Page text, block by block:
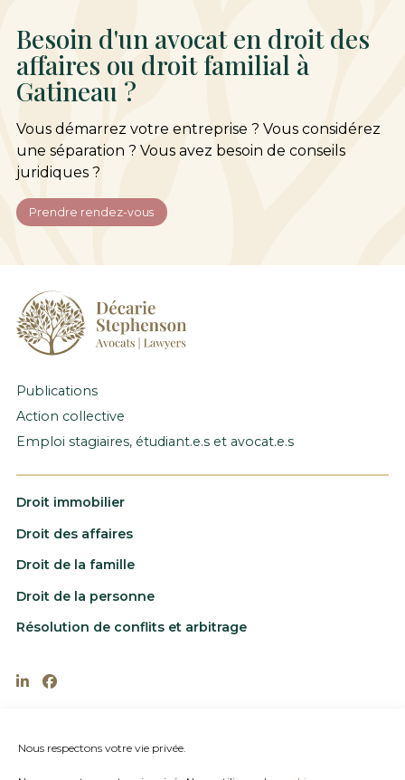
Nous respectons votre vie privée.
Besoin d'un avocat en droit des
affaires ou droit familial à
Gatineau ?
Vous démarrez votre entreprise ? Vous considérez
une séparation ? Vous avez besoin de conseils
juridiques ?
Prendre rendez-vous
Publications
Action collective
Emploi stagiaires, étudiant.e.s et avocat.e.s
Droit immobilier
Droit des affaires
Droit de la famille
Droit de la personne
Résolution de conflits et arbitrage